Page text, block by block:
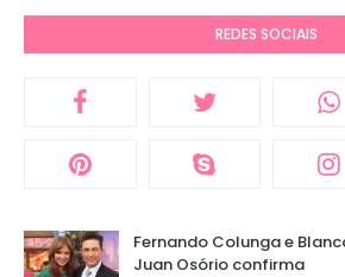
REDES SOCIAIS
Fernando Colunga e
Juan Osório confirma